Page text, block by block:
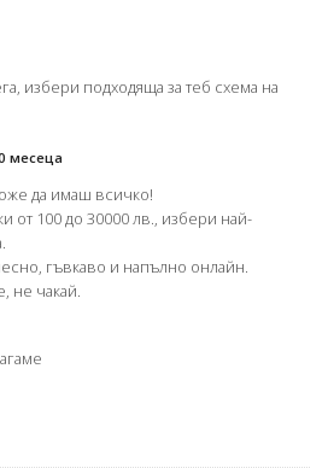
избери подходяща за теб схема на
месеца
да имаш всичко!
от 100 до 30000 лв., избери най-
гъвкаво и напълно онлайн.
не чакай.